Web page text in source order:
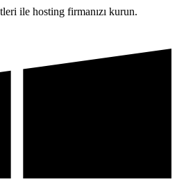
ile hosting firmanızı kurun.